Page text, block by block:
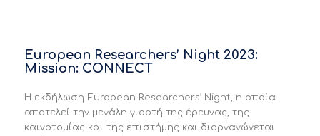
European Researchers’ Night 2023:
Mission: CONNECT
Η εκδήλωση European Researchers’ Night, η οποία
αποτελεί την μεγάλη γιορτή της έρευνας, της
καινοτομίας και της επιστήμης και διοργανώνεται